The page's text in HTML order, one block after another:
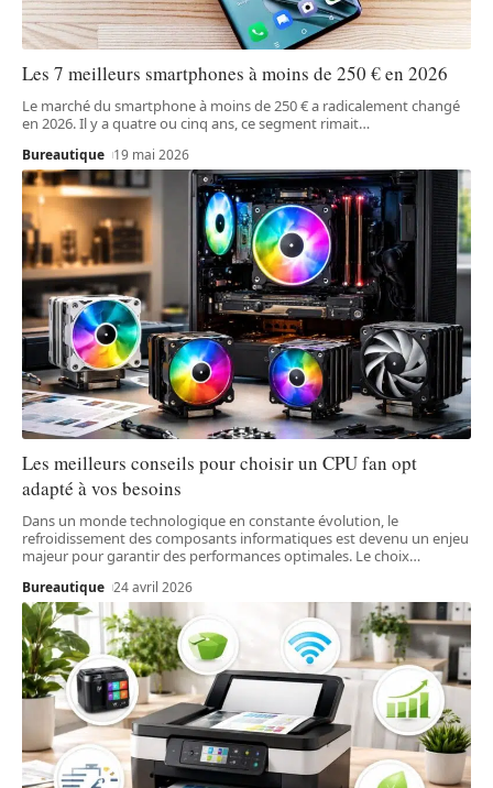
Les 7 meilleurs smartphones à moins de 250 € en 2026
Le marché du smartphone à moins de 250 € a radicalement changé
en 2026. Il y a quatre ou cinq ans, ce segment rimait…
Bureautique 19 mai 2026
Les meilleurs conseils pour choisir un CPU fan opt
adapté à vos besoins
Dans un monde technologique en constante évolution, le
refroidissement des composants informatiques est devenu un enjeu
majeur pour garantir des performances optimales. Le choix…
Bureautique 24 avril 2026